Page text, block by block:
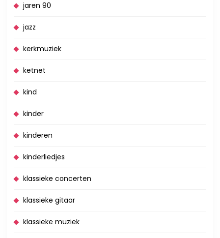
jaren 90
jazz
kerkmuziek
ketnet
kind
kinder
kinderen
kinderliedjes
klassieke concerten
klassieke gitaar
klassieke muziek